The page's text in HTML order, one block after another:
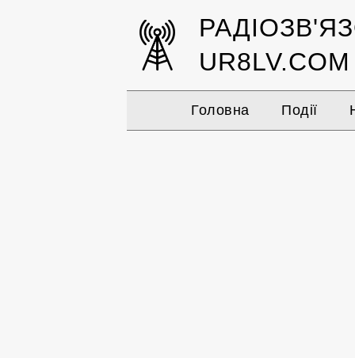
UR8LV.COM
Головна Події